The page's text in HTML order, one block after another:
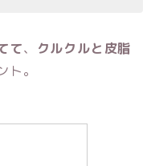
て、
クルクルと皮脂
ト。